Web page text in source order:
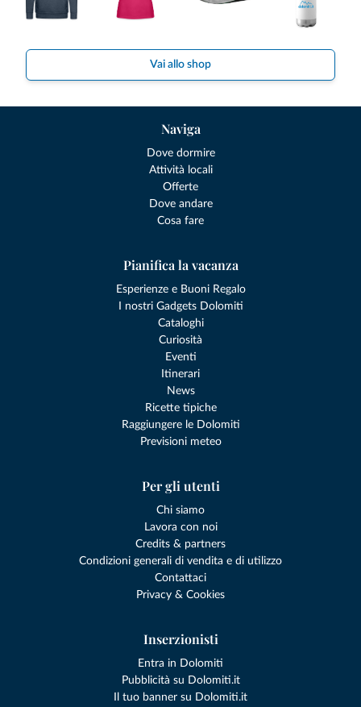
Vai allo shop
Naviga
Dove dormire
Attività locali
Offerte
Dove andare
Cosa fare
Pianifica la vacanza
Esperienze e Buoni Regalo
I nostri Gadgets Dolomiti
Cataloghi
Curiosità
Eventi
Itinerari
News
Ricette tipiche
Raggiungere le Dolomiti
Previsioni meteo
Per gli utenti
Chi siamo
Lavora con noi
Credits & partners
Condizioni generali di vendita e di utilizzo
Contattaci
Privacy & Cookies
Inserzionisti
Entra in Dolomiti
Pubblicità su Dolomiti.it
Il tuo banner su Dolomiti.it